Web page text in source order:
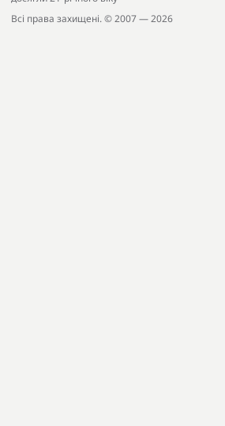
Всі права захищені. © 2007 — 2026